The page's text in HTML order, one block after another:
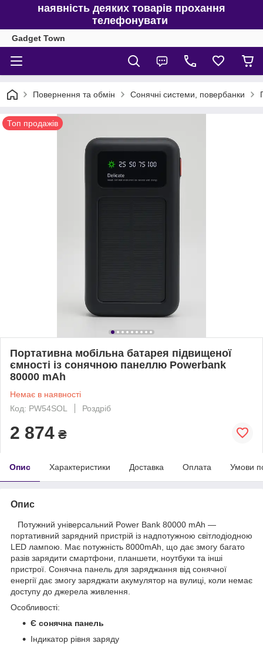
наявність деяких товарів прохання
телефонувати
Gadget Town
Повернення та обмін Сонячні системи, повербанки
Топ продажів
Портативна мобільна батарея підвищеної
ємності із сонячною панеллю Powerbank
80000 mAh
Немає в наявності
Код: PW54SOL
Роздріб
2 874 ₴
Опис Характеристики Доставка Оплата Умови
Опис
Потужний універсальний Power Bank 80000 mAh —
портативний зарядний пристрій із надпотужною світлодіодною
LED лампою. Має потужність 8000mAh, що дає змогу багато
разів зарядити смартфони, планшети, ноутбуки та інші
пристрої. Сонячна панель для заряджання від сонячної
енергії дає змогу заряджати акумулятор на вулиці, коли немає
доступу до джерела живлення.
Особливості:
Є сонячна панель
Індикатор рівня заряду